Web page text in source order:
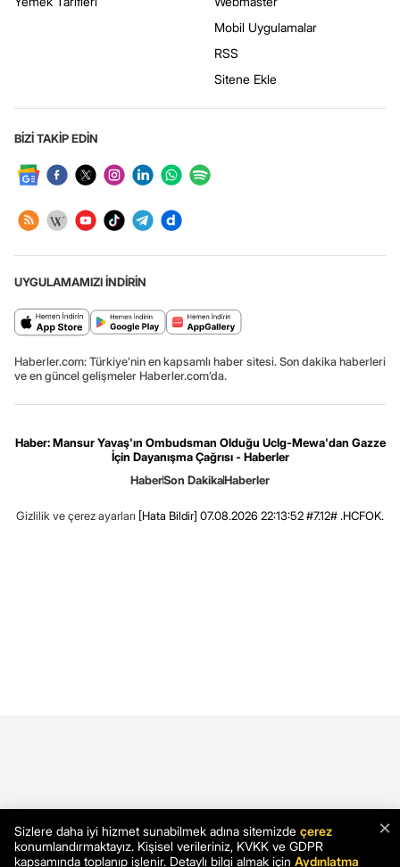
Mobil Uygulamalar
RSS
Sitene Ekle
BİZİ TAKİP EDİN
UYGULAMAMIZI İNDİRİN
Haberler.com: Türkiye’nin en kapsamlı haber sitesi. Son dakika haberleri
ve en güncel gelişmeler Haberler.com’da.
Haber: Mansur Yavaş'ın Ombudsman Olduğu Uclg-Mewa'dan Gazze
İçin Dayanışma Çağrısı - Haberler
HaberSon DakikaHaberler
Gizlilik ve çerez ayarları [Hata Bildir] 07.08.2026 22:13:52 #7.12# .HCFOK.
×
Sizlere daha iyi hizmet sunabilmek adına sitemizde çerez
konumlandırmaktayız. Kişisel verileriniz, KVKK ve GDPR
kapsamında toplanıp işlenir. Detaylı bilgi almak için Aydınlatma